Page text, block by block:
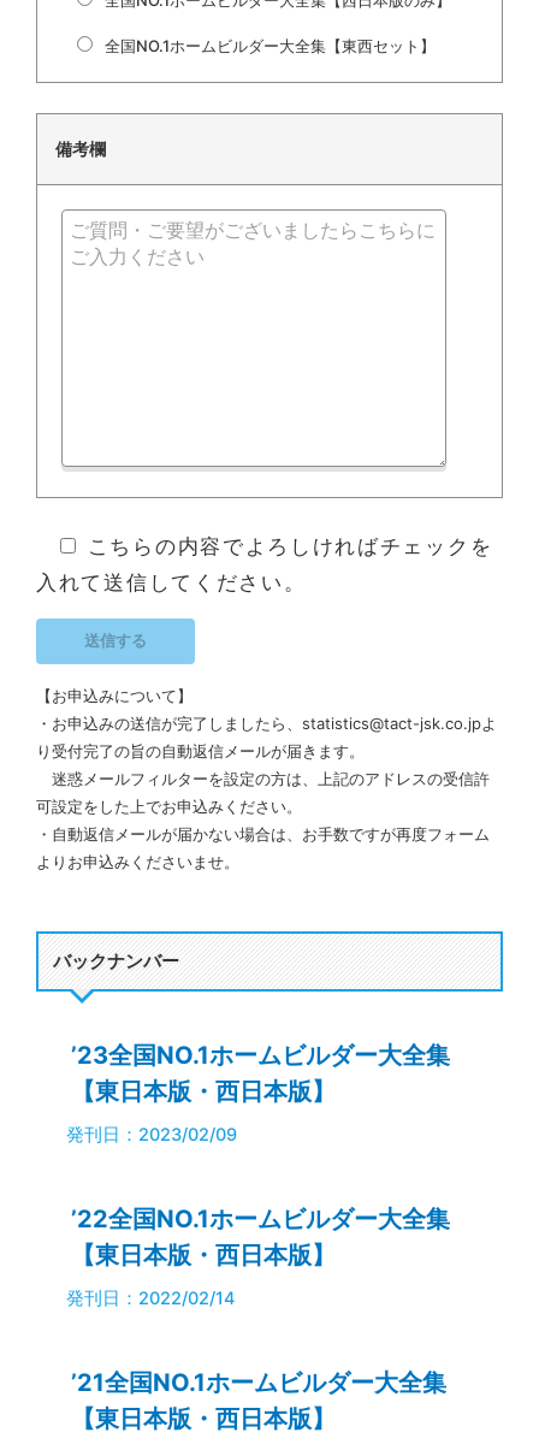
全国NO.1ホームビルダー大全集【東西セット】
備考欄
こちらの内容でよろしければチェックを
入れて送信してください。
【お申込みについて】
・お申込みの送信が完了しましたら、statistics@tact-jsk.co.jpよ
り受付完了の旨の自動返信メールが届きます。
迷惑メールフィルターを設定の方は、上記のアドレスの受信許
可設定をした上でお申込みください。
・自動返信メールが届かない場合は、お手数ですが再度フォーム
よりお申込みくださいませ。
バックナンバー
’23全国NO.1ホームビルダー大全集
【東日本版・西日本版】
発刊日：2023/02/09
’22全国NO.1ホームビルダー大全集
【東日本版・西日本版】
発刊日：2022/02/14
’21全国NO.1ホームビルダー大全集
【東日本版・西日本版】